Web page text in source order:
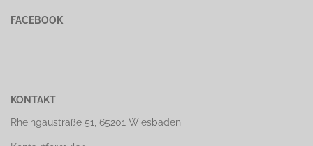
FACEBOOK
KONTAKT
Rheingaustraße 51, 65201 Wiesbaden